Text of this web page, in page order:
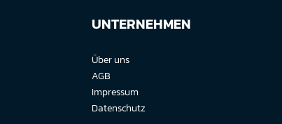
UNTERNEHMEN
Über uns
AGB
Impressum
Datenschutz